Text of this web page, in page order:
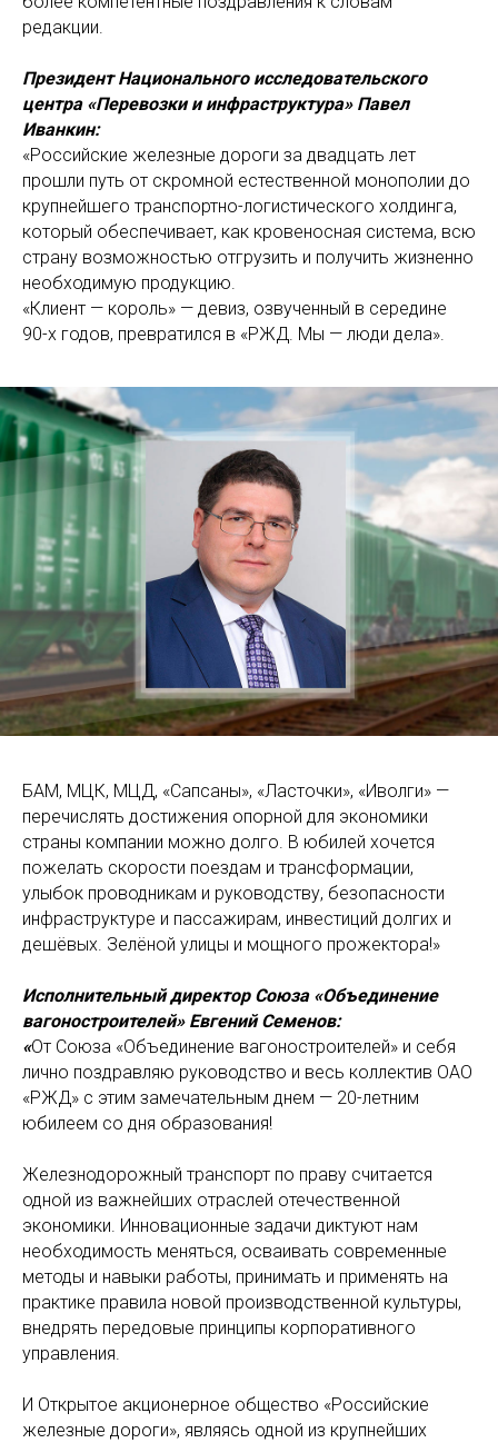
редакции.
Президент Национального исследовательского
центра «Перевозки и инфраструктура» Павел
Иванкин:
«Российские железные дороги за двадцать лет
прошли путь от скромной естественной монополии до
крупнейшего транспортно-логистического холдинга,
который обеспечивает, как кровеносная система, всю
страну возможностью отгрузить и получить жизненно
необходимую продукцию.
«Клиент — король» — девиз, озвученный в середине
90-х годов, превратился в «РЖД. Мы — люди дела».
БАМ, МЦК, МЦД, «Сапсаны», «Ласточки», «Иволги» —
перечислять достижения опорной для экономики
страны компании можно долго. В юбилей хочется
пожелать скорости поездам и трансформации,
улыбок проводникам и руководству, безопасности
инфраструктуре и пассажирам, инвестиций долгих и
дешёвых. Зелёной улицы и мощного прожектора!»
Исполнительный директор Союза «Объединение
вагоностроителей» Евгений Семенов:
«От Союза «Объединение вагоностроителей» и себя
лично поздравляю руководство и весь коллектив ОАО
«РЖД» с этим замечательным днем — 20-летним
юбилеем со дня образования!
Железнодорожный транспорт по праву считается
одной из важнейших отраслей отечественной
экономики. Инновационные задачи диктуют нам
необходимость меняться, осваивать современные
методы и навыки работы, принимать и применять на
практике правила новой производственной культуры,
внедрять передовые принципы корпоративного
управления.
И Открытое акционерное общество «Российские
железные дороги», являясь одной из крупнейших